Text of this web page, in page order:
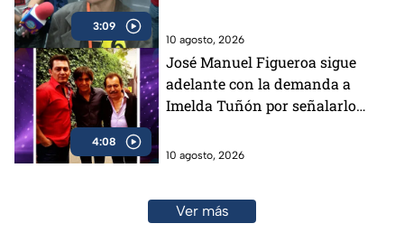
3:09
10 agosto, 2026
4:08
José Manuel Figueroa sigue
adelante con la demanda a
Imelda Tuñón por señalarlo
10 agosto, 2026
Ver más